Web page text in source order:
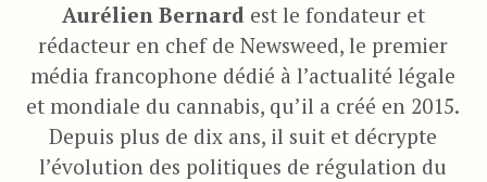
Aurélien Bernard est le fondateur et
rédacteur en chef de Newsweed, le premier
média francophone dédié à l’actualité légale
et mondiale du cannabis, qu’il a créé en 2015.
Depuis plus de dix ans, il suit et décrypte
l’évolution des politiques de régulation du